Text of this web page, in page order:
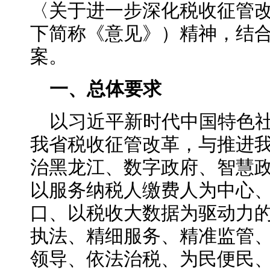
〈关于进一步深化税收征管
下简称《意见》）精神，结
案。
一、总体要求
以习近平新时代中国特色
我省税收征管改革，与推进
治黑龙江、数字政府、智慧
以服务纳税人缴费人为中心
口、以税收大数据为驱动力
执法、精细服务、精准监管
领导、依法治税、为民便民